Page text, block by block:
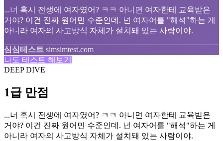
...너 혹시 전생에 여자였어? ㅋㅋ 아니면 여자한테 교육받은
거야? 이건 진짜 원어민 수준인데. 넌 여자어를 "해석"하는 게
아니라 여자의 사고방식 자체가 설치돼 있는 사람이야.
심심테스트 simsimtest.com
나도 테스트 해보기
DEEP DIVE
1급 만점
...너 혹시 전생에 여자였어? ㅋㅋ 아니면 여자한테 교육받은
거야? 이건 진짜 원어민 수준인데. 넌 여자어를 "해석"하는 게
아니라 여자의 사고방식 자체가 설치돼 있는 사람이야.